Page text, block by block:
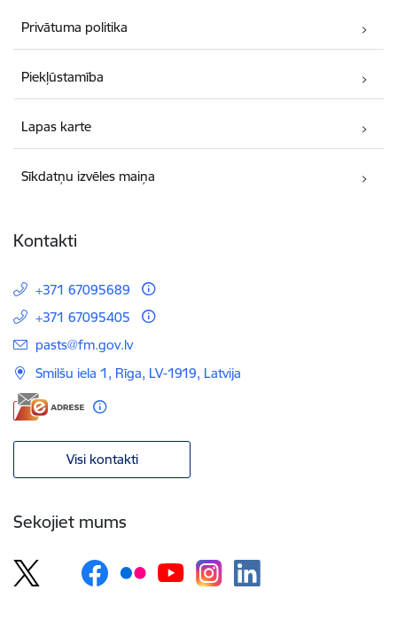
Privātuma politika
Piekļūstamība
Lapas karte
Sīkdatņu izvēles maiņa
Kontakti
+371 67095689
+371 67095405
E-pasts:
pasts@fm.gov.lv
Smilšu iela 1, Rīga, LV-1919, Latvija
Visi kontakti
Sekojiet mums